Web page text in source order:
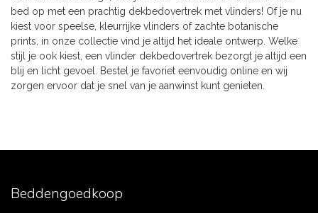
bed op met een prachtig dekbedovertrek met vlinders! Of je nu
kiest voor speelse, kleurrijke vlinders of zachte botanische
prints, in onze collectie vind je altijd het ideale ontwerp. Welke
stijl je ook kiest, een vlinder dekbedovertrek bezorgt je altijd een
blij en licht gevoel. Bestel je favoriet eenvoudig online en wij
zorgen ervoor dat je snel van je aanwinst kunt genieten.
Beddengoedkoop